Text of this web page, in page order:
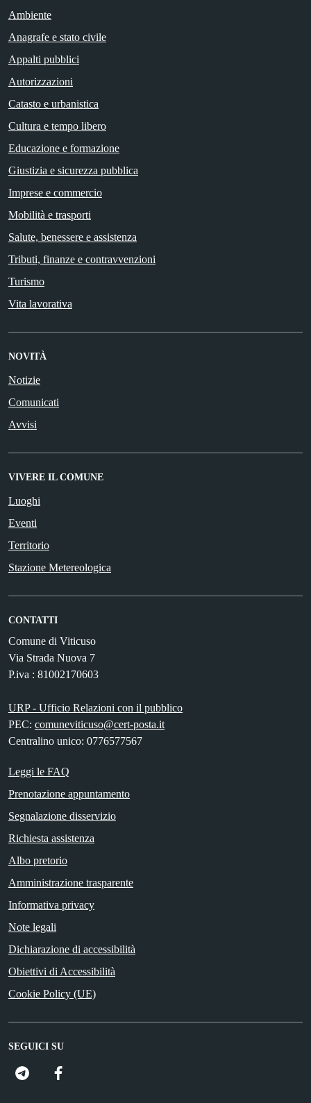
Ambiente
Anagrafe e stato civile
Appalti pubblici
Autorizzazioni
Catasto e urbanistica
Cultura e tempo libero
Educazione e formazione
Giustizia e sicurezza pubblica
Imprese e commercio
Mobilità e trasporti
Salute, benessere e assistenza
Tributi, finanze e contravvenzioni
Turismo
Vita lavorativa
NOVITÀ
Notizie
Comunicati
Avvisi
VIVERE IL COMUNE
Luoghi
Eventi
Territorio
Stazione Metereologica
CONTATTI
Comune di Viticuso
Via Strada Nuova 7
P.iva : 81002170603
URP - Ufficio Relazioni con il pubblico
PEC: comuneviticuso@cert-posta.it
Centralino unico: 0776577567
Leggi le FAQ
Prenotazione appuntamento
Segnalazione disservizio
Richiesta assistenza
Albo pretorio
Amministrazione trasparente
Informativa privacy
Note legali
Dichiarazione di accessibilità
Obiettivi di Accessibilità
Cookie Policy (UE)
SEGUICI SU
FacebooK